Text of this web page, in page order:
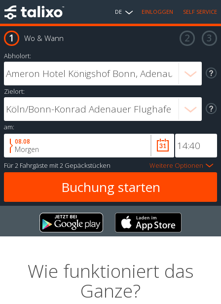
DE EINLOGGEN SELF SERVICE
Wo & Wann
Abholort:
Zielort:
am:
08.08
Morgen
Für2 Fahrgäste mit2 Gepäckstücken Weitere Optionen
Wie funktioniert das
Ganze?